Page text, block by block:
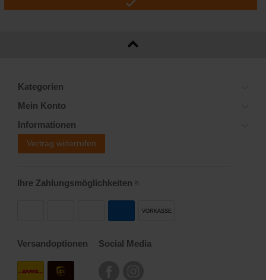
Kategorien
Mein Konto
Informationen
Vertrag widerrufen
Ihre Zahlungsmöglichkeiten 2)
VORKASSE
Versandoptionen Social Media